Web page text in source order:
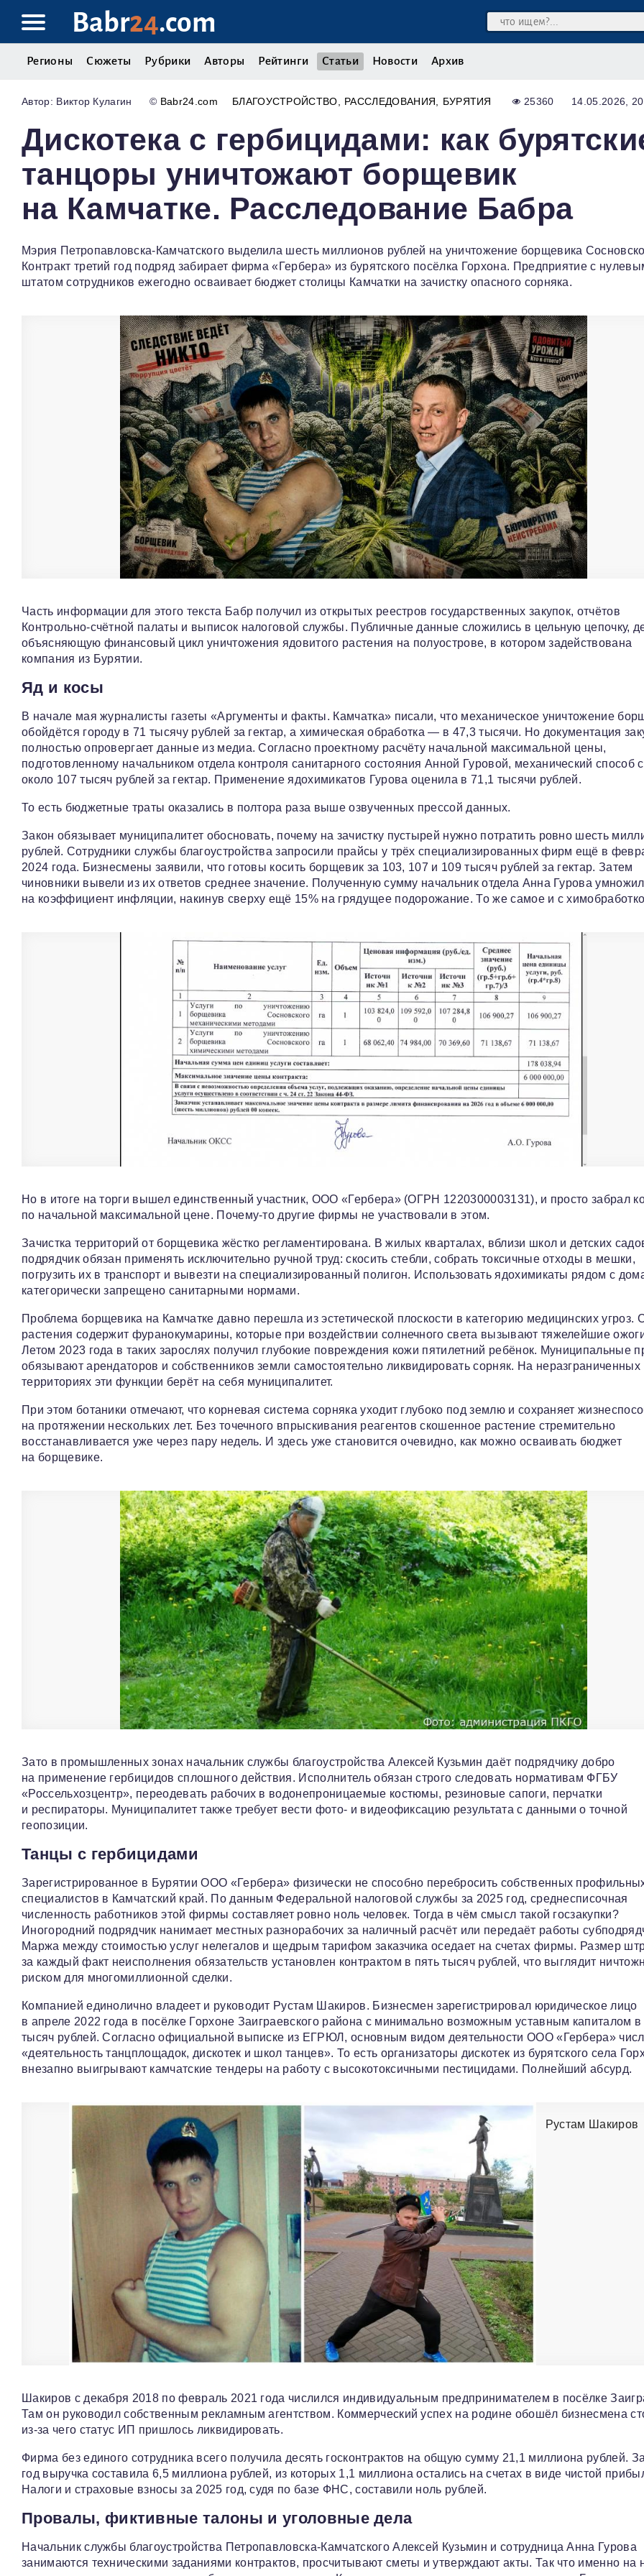
Babr24.com
Регионы Сюжеты Рубрики Авторы Рейтинги Статьи Новости Архив
Виктор Кулагин © Babr24.com БЛАГОУСТРОЙСТВО РАССЛЕДОВАНИЯ БУРЯТИЯ 25360 14.05.2026,
Дискотека с гербицидами: как
танцоры уничтожают борщевик
на Камчатке. Расследование Бабра
Мэрия Петропавловска-Камчатского выделила шесть миллионов рублей на уничтожение борщевика
Контракт третий год подряд забирает фирма «Гербера» из бурятского посёлка Горхона. Предприятие с
штатом сотрудников ежегодно осваивает бюджет столицы Камчатки на зачистку опасного сорняка.
Часть информации для этого текста Бабр получил из открытых реестров государственных закупок, отчётов
Контрольно-счётной палаты и выписок налоговой службы. Публичные данные сложились в цельную цепочку,
объясняющую финансовый цикл уничтожения ядовитого растения на полуострове, в котором задействована
компания из Бурятии.
Яд и косы
В начале мая журналисты газеты «Аргументы и факты. Камчатка» писали, что механическое уничтожение
обойдётся городу в 71 тысячу рублей за гектар, а химическая обработка — в 47,3 тысячи. Но документация
полностью опровергает данные из медиа. Согласно проектному расчёту начальной максимальной цены,
подготовленному начальником отдела контроля санитарного состояния Анной Гуровой, механический способ
около 107 тысяч рублей за гектар. Применение ядохимикатов Гурова оценила в 71,1 тысячи рублей.
То есть бюджетные траты оказались в полтора раза выше озвученных прессой данных.
Закон обязывает муниципалитет обосновать, почему на зачистку пустырей нужно потратить ровно шесть
рублей. Сотрудники службы благоустройства запросили прайсы у трёх специализированных фирм ещё в
2024 года. Бизнесмены заявили, что готовы косить борщевик за 103, 107 и 109 тысяч рублей за гектар. Затем
чиновники вывели из их ответов среднее значение. Полученную сумму начальник отдела Анна Гурова
на коэффициент инфляции, накинув сверху ещё 15% на грядущее подорожание. То же самое и с
Но в итоге на торги вышел единственный участник, ООО «Гербера» (ОГРН 1220300003131), и просто забрал
по начальной максимальной цене. Почему-то другие фирмы не участвовали в этом.
Зачистка территорий от борщевика жёстко регламентирована. В жилых кварталах, вблизи школ и детских
подрядчик обязан применять исключительно ручной труд: скосить стебли, собрать токсичные отходы в мешки,
погрузить их в транспорт и вывезти на специализированный полигон. Использовать ядохимикаты рядом с
категорически запрещено санитарными нормами.
Проблема борщевика на Камчатке давно перешла из эстетической плоскости в категорию медицинских угроз.
растения содержит фуранокумарины, которые при воздействии солнечного света вызывают тяжелейшие
Летом 2023 года в таких зарослях получил глубокие повреждения кожи пятилетний ребёнок. Муниципальные
обязывают арендаторов и собственников земли самостоятельно ликвидировать сорняк. На неразграниченных
территориях эти функции берёт на себя муниципалитет.
При этом ботаники отмечают, что корневая система сорняка уходит глубоко под землю и сохраняет
на протяжении нескольких лет. Без точечного впрыскивания реагентов скошенное растение стремительно
восстанавливается уже через пару недель. И здесь уже становится очевидно, как можно осваивать бюджет
на борщевике.
Зато в промышленных зонах начальник службы благоустройства Алексей Кузьмин даёт подрядчику добро
на применение гербицидов сплошного действия. Исполнитель обязан строго следовать нормативам ФГБУ
«Россельхозцентр», переодевать рабочих в водонепроницаемые костюмы, резиновые сапоги, перчатки
и респираторы. Муниципалитет также требует вести фото- и видеофиксацию результата с данными о точной
геопозиции.
Танцы с гербицидами
Зарегистрированное в Бурятии ООО «Гербера» физически не способно перебросить собственных
специалистов в Камчатский край. По данным Федеральной налоговой службы за 2025 год, среднесписочная
численность работников этой фирмы составляет ровно ноль человек. Тогда в чём смысл такой госзакупки?
Иногородний подрядчик нанимает местных разнорабочих за наличный расчёт или передаёт работы
Маржа между стоимостью услуг нелегалов и щедрым тарифом заказчика оседает на счетах фирмы. Размер
за каждый факт неисполнения обязательств установлен контрактом в пять тысяч рублей, что выглядит
риском для многомиллионной сделки.
Компанией единолично владеет и руководит Рустам Шакиров. Бизнесмен зарегистрировал юридическое лицо
в апреле 2022 года в посёлке Горхоне Заиграевского района с минимально возможным уставным капиталом в
тысяч рублей. Согласно официальной выписке из ЕГРЮЛ, основным видом деятельности ООО «Гербера»
«деятельность танцплощадок, дискотек и школ танцев». То есть организаторы дискотек из бурятского села
внезапно выигрывают камчатские тендеры на работу с высокотоксичными пестицидами. Полнейший абсурд.
Рустам Шакиров
Шакиров с декабря 2018 по февраль 2021 года числился индивидуальным предпринимателем в посёлке
Там он руководил собственным рекламным агентством. Коммерческий успех на родине обошёл бизнесмена
из-за чего статус ИП пришлось ликвидировать.
Фирма без единого сотрудника всего получила десять госконтрактов на общую сумму 21,1 миллиона рублей.
год выручка составила 6,5 миллиона рублей, из которых 1,1 миллиона остались на счетах в виде чистой
Налоги и страховые взносы за 2025 год, судя по базе ФНС, составили ноль рублей.
Провалы, фиктивные талоны и уголовные дела
Начальник службы благоустройства Петропавловска-Камчатского Алексей Кузьмин и сотрудница Анна Гурова
занимаются техническими заданиями контрактов, просчитывают сметы и утверждают акты. Так что именно на